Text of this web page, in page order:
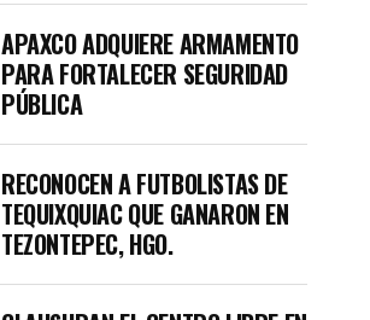
APAXCO ADQUIERE ARMAMENTO
PARA FORTALECER SEGURIDAD
PÚBLICA
RECONOCEN A FUTBOLISTAS DE
TEQUIXQUIAC QUE GANARON EN
TEZONTEPEC, HGO.